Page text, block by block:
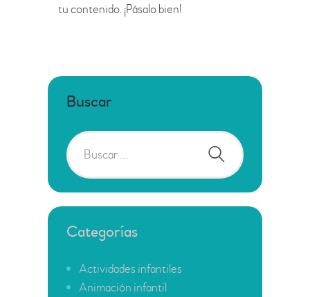
tu contenido. ¡Pásalo bien!
Buscar
Categorías
Actividades infantiles
Animación infantil